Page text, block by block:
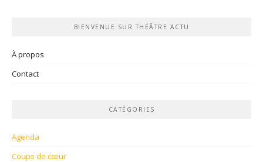
BIENVENUE SUR THÉÂTRE ACTU
À propos
Contact
CATÉGORIES
Agenda
Coups de cœur